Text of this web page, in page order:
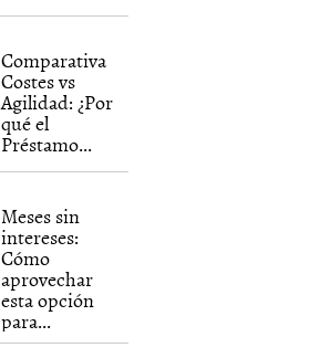
Comparativa
Costes vs
Agilidad: ¿Por
qué el
Préstamo...
Meses sin
intereses:
Cómo
aprovechar
esta opción
para...